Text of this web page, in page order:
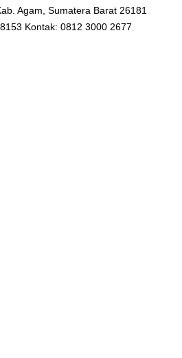
Agam, Sumatera Barat 26181
Kontak: 0812 3000 2677